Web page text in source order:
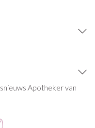
Apotheker van